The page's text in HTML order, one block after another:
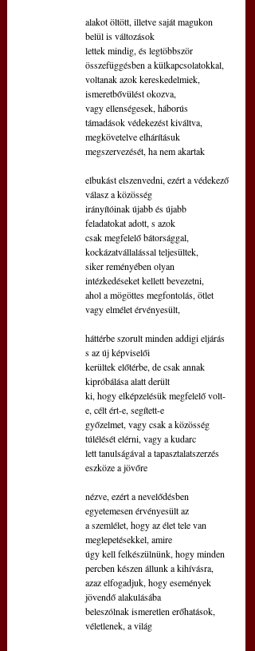
alakot öltött, illetve saját magukon
belül is változások
lettek mindig, és legtöbbször
összefüggésben a külkapcsolatokkal,
voltanak azok kereskedelmiek,
ismeretbővülést okozva,
vagy ellenségesek, háborús
támadások védekezést kiváltva,
megkövetelve elhárításuk
megszervezését, ha nem akartak
elbukást elszenvedni, ezért a védekező
válasz a közösség
irányítóinak újabb és újabb
feladatokat adott, s azok
csak megfelelő bátorsággal,
kockázatvállalással teljesültek,
siker reményében olyan
intézkedéseket kellett bevezetni,
ahol a mögöttes megfontolás, ötlet
vagy elmélet érvényesült,
háttérbe szorult minden addigi eljárás
s az új képviselői
kerültek előtérbe, de csak annak
kipróbálása alatt derült
ki, hogy elképzelésük megfelelő volt-
e, célt ért-e, segített-e
győzelmet, vagy csak a közösség
túlélését elérni, vagy a kudarc
lett tanulságával a tapasztalatszerzés
eszköze a jövőre
nézve, ezért a nevelődésben
egyetemesen érvényesült az
a szemlélet, hogy az élet tele van
meglepetésekkel, amire
úgy kell felkészülnünk, hogy minden
percben készen állunk a kihívásra,
azaz elfogadjuk, hogy események
jövendő alakulásába
beleszólnak ismeretlen erőhatások,
véletlenek, a világ